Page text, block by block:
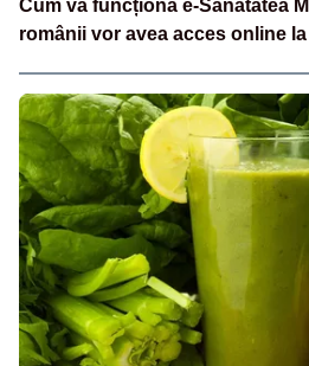
Cum va funcționa e-Sănătatea
românii vor avea acces online